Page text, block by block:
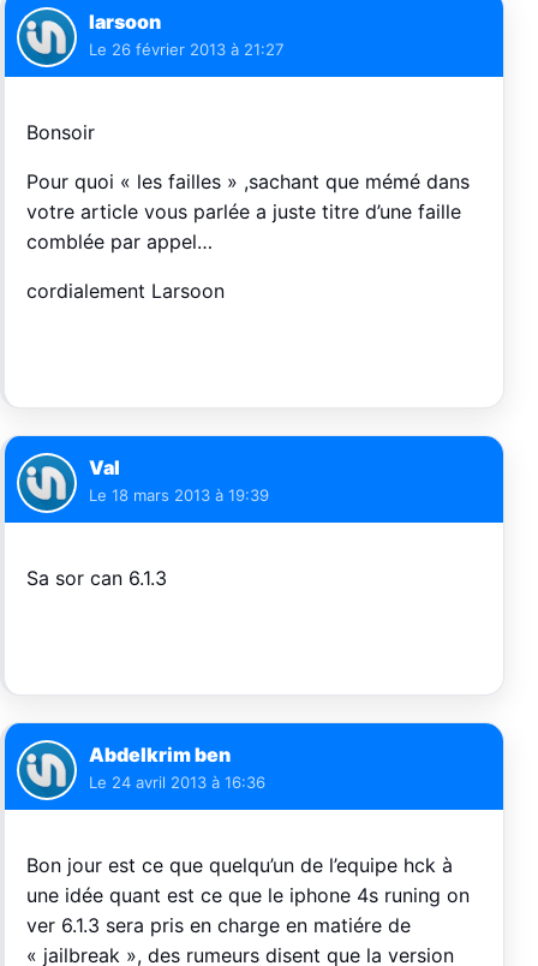
larsoon
Le 26 février 2013 à 21:27
Bonsoir
Pour quoi « les failles » ,sachant que mémé dans
votre article vous parlée a juste titre d’une faille
comblée par appel…
cordialement Larsoon
Val
Le 18 mars 2013 à 19:39
Sa sor can 6.1.3
Abdelkrim ben
Le 24 avril 2013 à 16:36
Bon jour est ce que quelqu’un de l’equipe hck à
une idée quant est ce que le iphone 4s runing on
ver 6.1.3 sera pris en charge en matiére de
« jailbreak », des rumeurs disent que la version